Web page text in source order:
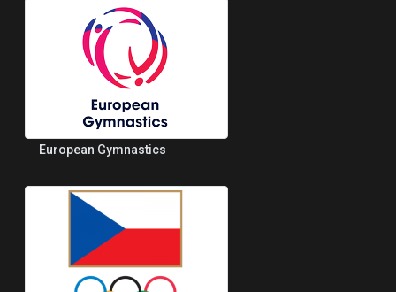
European Gymnastics